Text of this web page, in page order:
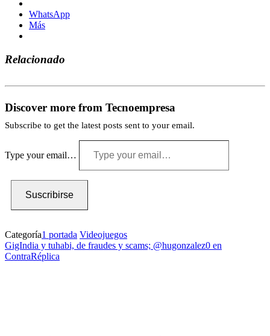
WhatsApp
Más
Relacionado
Discover more from Tecnoempresa
Subscribe to get the latest posts sent to your email.
Type your email…
Suscribirse
Categoría1 portada Videojuegos
GigIndia y tuhabi, de fraudes y scams; @hugonzalez0 en
ContraRéplica